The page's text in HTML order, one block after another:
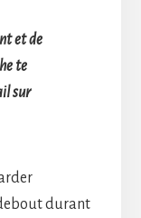
et de
te
sur
durant